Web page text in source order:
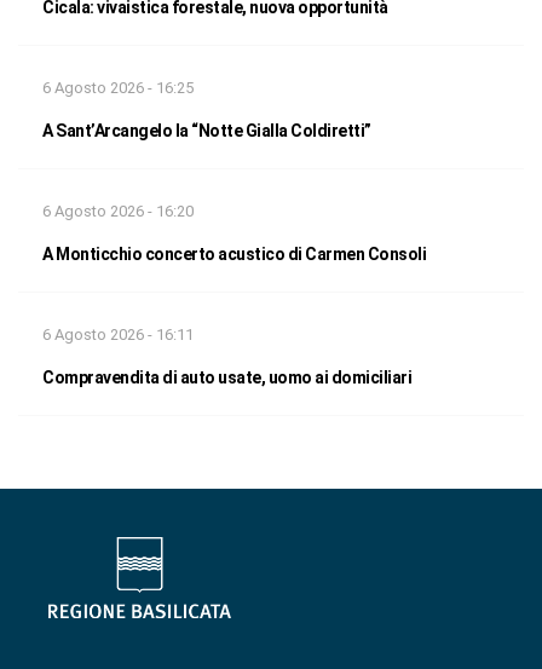
Cicala: vivaistica forestale, nuova opportunità
6 Agosto 2026 - 16:25
A Sant’Arcangelo la “Notte Gialla Coldiretti”
6 Agosto 2026 - 16:20
A Monticchio concerto acustico di Carmen Consoli
6 Agosto 2026 - 16:11
Compravendita di auto usate, uomo ai domiciliari